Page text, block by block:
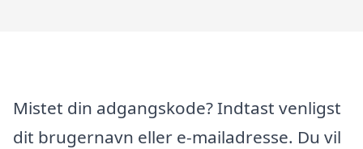
Mistet din adgangskode? Indtast venligst
dit brugernavn eller e-mailadresse. Du vil